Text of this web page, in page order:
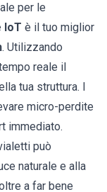
per le
IoT è il tuo miglior
. Utilizzando
reale il
tua struttura. I
micro-perdite
immediato.
può
naturale e alla
a far bene